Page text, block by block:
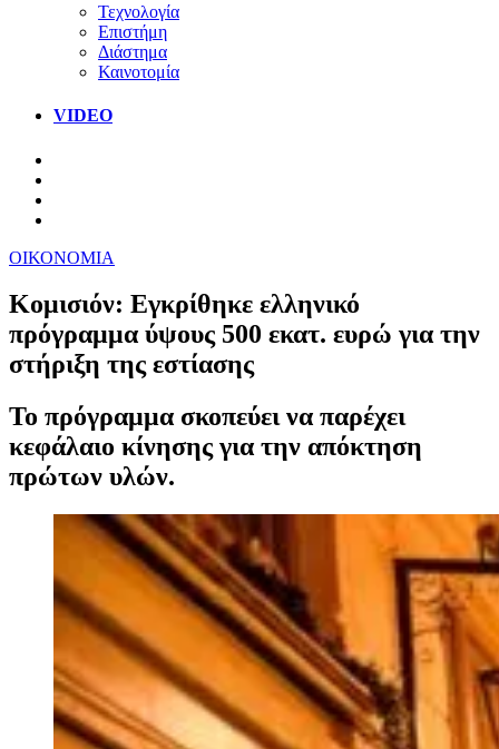
Τεχνολογία
Επιστήμη
Διάστημα
Καινοτομία
VIDEO
ΟΙΚΟΝΟΜΙΑ
Κομισιόν: Εγκρίθηκε ελληνικό
πρόγραμμα ύψους 500 εκατ. ευρώ για την
στήριξη της εστίασης
Το πρόγραμμα σκοπεύει να παρέχει
κεφάλαιο κίνησης για την απόκτηση
πρώτων υλών.